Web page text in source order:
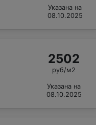
Указана на
08.10.2025
2502
руб/м2
Указана на
08.10.2025